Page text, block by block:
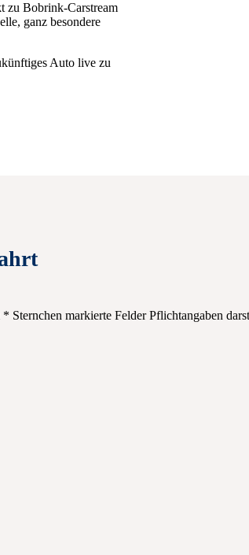
zu Bobrink-Carstream
ganz besondere
Auto live zu
Sternchen markierte Felder Pflichtangaben